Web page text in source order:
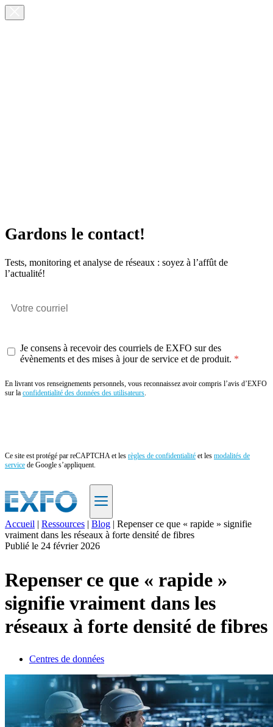
Gardons le contact!
Tests, monitoring et analyse de réseaux : soyez à l’affût de
l’actualité!
Je consens à recevoir des courriels de EXFO sur des
évènements et des mises à jour de service et de produit.
En livrant vos renseignements personnels, vous reconnaissez avoir compris l’avis d’EXFO
sur la confidentialité des données des utilisateurs.
Ce site est protégé par reCAPTCHA et les règles de confidentialité et les modalités de
service de Google s’appliquent.
FR
Solutions
Soutien
Services
Acheter
Ressources
nous
connecter
Accueil | Ressources | Blog | Repenser ce que « rapide » signifie
vraiment dans les réseaux à forte densité de fibres
Publié le 24 février 2026
Repenser ce que « rapide »
signifie vraiment dans les
réseaux à forte densité de fibres
Centres de données